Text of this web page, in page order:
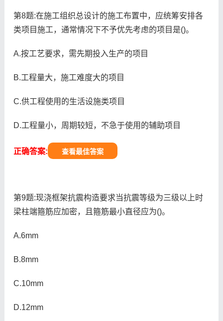
第8题:在施工组织总设计的施工布置中，应统筹安排各
类项目施工，通常情况下不予优先考虑的项目是()。
A.按工艺要求，需先期投入生产的项目
B.工程量大，施工难度大的项目
C.供工程使用的生活设施类项目
D.工程量小，周期较短，不急于使用的辅助项目
正确答案: 查看最佳答案
第9题:现浇框架抗震构造要求当抗震等级为三级以上时
梁柱端箍筋应加密，且箍筋最小直径应为()。
A.6mm
B.8mm
C.10mm
D.12mm